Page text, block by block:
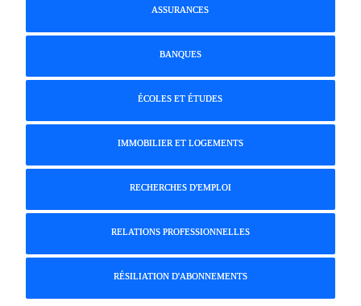
ASSURANCES
BANQUES
ÉCOLES ET ÉTUDES
IMMOBILIER ET LOGEMENTS
RECHERCHES D'EMPLOI
RELATIONS PROFESSIONNELLES
RÉSILIATION D'ABONNEMENTS